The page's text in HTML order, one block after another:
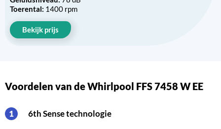
Toerental: 1400 rpm
Bekijk prijs
Voordelen van de Whirlpool FFS 7458 W EE
1 6th Sense technologie